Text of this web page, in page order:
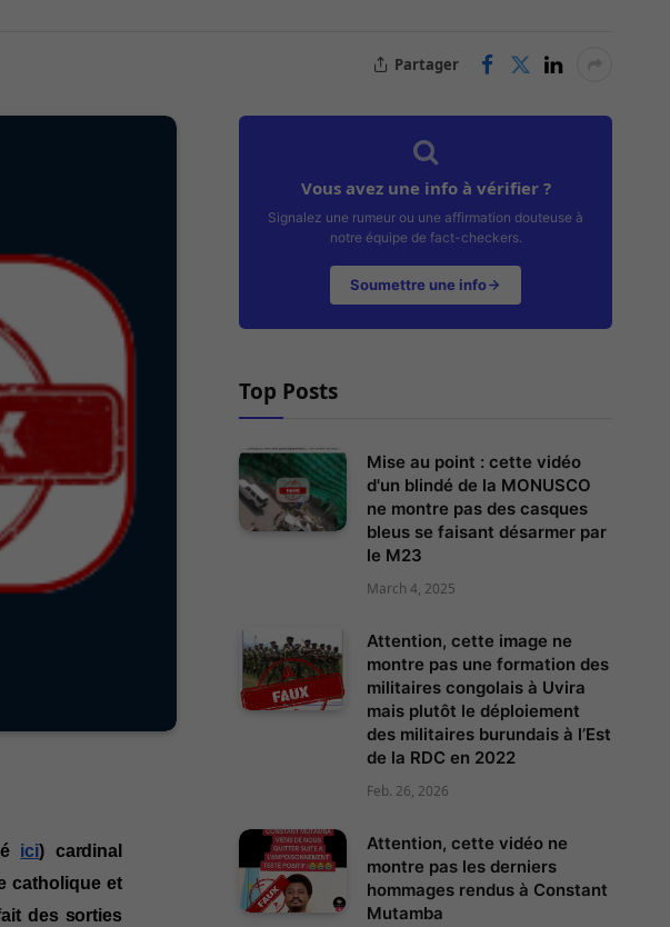
Partager
ici) cardinal
catholique et
des sorties
Vous avez une info à vérifier ?
Signalez une rumeur ou une affirmation douteuse à
notre équipe de fact-checkers.
Soumettre une info
Top Posts
Mise au point : cette vidéo
d'un blindé de la MONUSCO
ne montre pas des casques
bleus se faisant désarmer par
le M23
March 4, 2025
Attention, cette image ne
montre pas une formation des
militaires congolais à Uvira
mais plutôt le déploiement
des militaires burundais à l’Est
de la RDC en 2022
Feb. 26, 2026
Attention, cette vidéo ne
montre pas les derniers
hommages rendus à Constant
Mutamba